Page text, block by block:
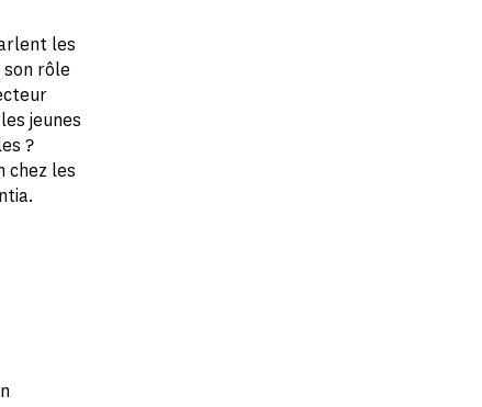
les
son rôle
jeunes
?
chez les